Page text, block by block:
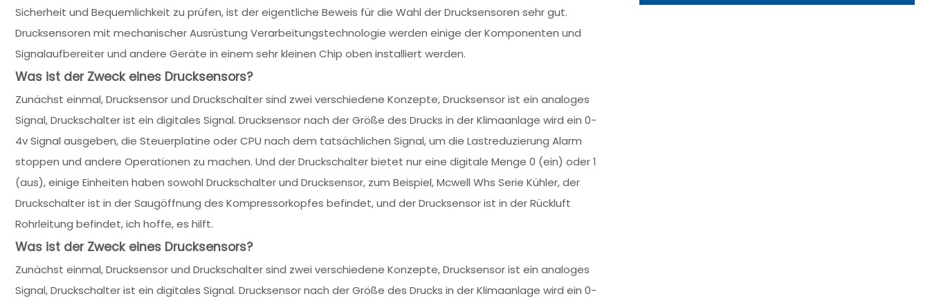
Sicherheit und Bequemlichkeit zu prüfen, ist der eigentliche Beweis für die Wahl der Drucksensoren sehr gut.
Drucksensoren mit mechanischer Ausrüstung Verarbeitungstechnologie werden einige der Komponenten und
Signalaufbereiter und andere Geräte in einem sehr kleinen Chip oben installiert werden.
Was ist der Zweck eines Drucksensors?
Zunächst einmal, Drucksensor und Druckschalter sind zwei verschiedene Konzepte, Drucksensor ist ein analoges
Signal, Druckschalter ist ein digitales Signal. Drucksensor nach der Größe des Drucks in der Klimaanlage wird ein 0-
4v Signal ausgeben, die Steuerplatine oder CPU nach dem tatsächlichen Signal, um die Lastreduzierung Alarm
stoppen und andere Operationen zu machen. Und der Druckschalter bietet nur eine digitale Menge 0 (ein) oder 1
(aus), einige Einheiten haben sowohl Druckschalter und Drucksensor, zum Beispiel, Mcwell Whs Serie Kühler, der
Druckschalter ist in der Saugöffnung des Kompressorkopfes befindet, und der Drucksensor ist in der Rückluft
Rohrleitung befindet, ich hoffe, es hilft.
Was ist der Zweck eines Drucksensors?
Zunächst einmal, Drucksensor und Druckschalter sind zwei verschiedene Konzepte, Drucksensor ist ein analoges
Signal, Druckschalter ist ein digitales Signal. Drucksensor nach der Größe des Drucks in der Klimaanlage wird ein 0-